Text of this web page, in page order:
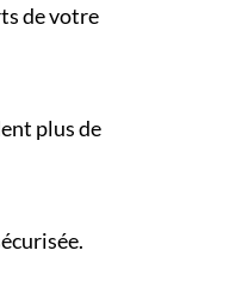
de votre
plus de